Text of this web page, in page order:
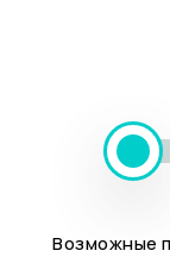
Возможные